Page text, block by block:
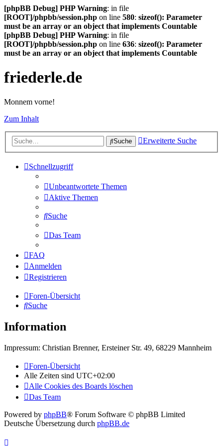
[phpBB Debug] PHP Warning: in file
[ROOT]/phpbb/session.php on line 580: sizeof(): Parameter
must be an array or an object that implements Countable
[phpBB Debug] PHP Warning: in file
[ROOT]/phpbb/session.php on line 636: sizeof(): Parameter
must be an array or an object that implements Countable
friederle.de
Monnem vorne!
Zum Inhalt
Suche Erweiterte Suche
Schnellzugriff
Unbeantwortete Themen
Aktive Themen
Suche
Das Team
FAQ
Anmelden
Registrieren
Foren-Übersicht
Suche
Information
Impressum: Christian Brenner, Ersteiner Str. 49, 68229 Mannheim
Foren-Übersicht
Alle Zeiten sind UTC+02:00
Alle Cookies des Boards löschen
Das Team
Powered by phpBB® Forum Software © phpBB Limited
Deutsche Übersetzung durch phpBB.de